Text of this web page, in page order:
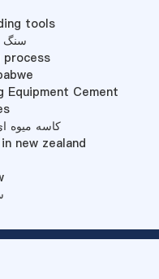
tools
سنگ
process
Equipment Cement
کاسه میوه
new zealand